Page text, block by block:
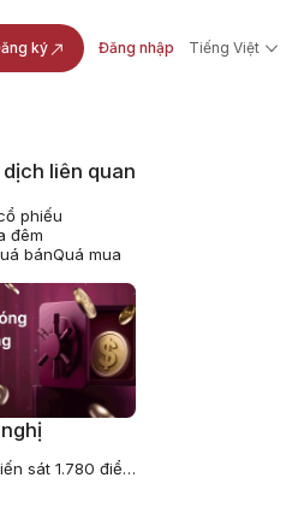
ký Đăng nhập Tiếng Việt
liên quan
phiếu
đêm
bánQuá mua
VN-Index hôm nay tiến sát 1.780 điểm, thanh khoản vẫn là phép thử lớn